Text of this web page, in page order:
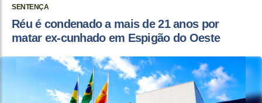
SENTENÇA
Réu é condenado a mais de 21 anos por
matar ex-cunhado em Espigão do Oeste